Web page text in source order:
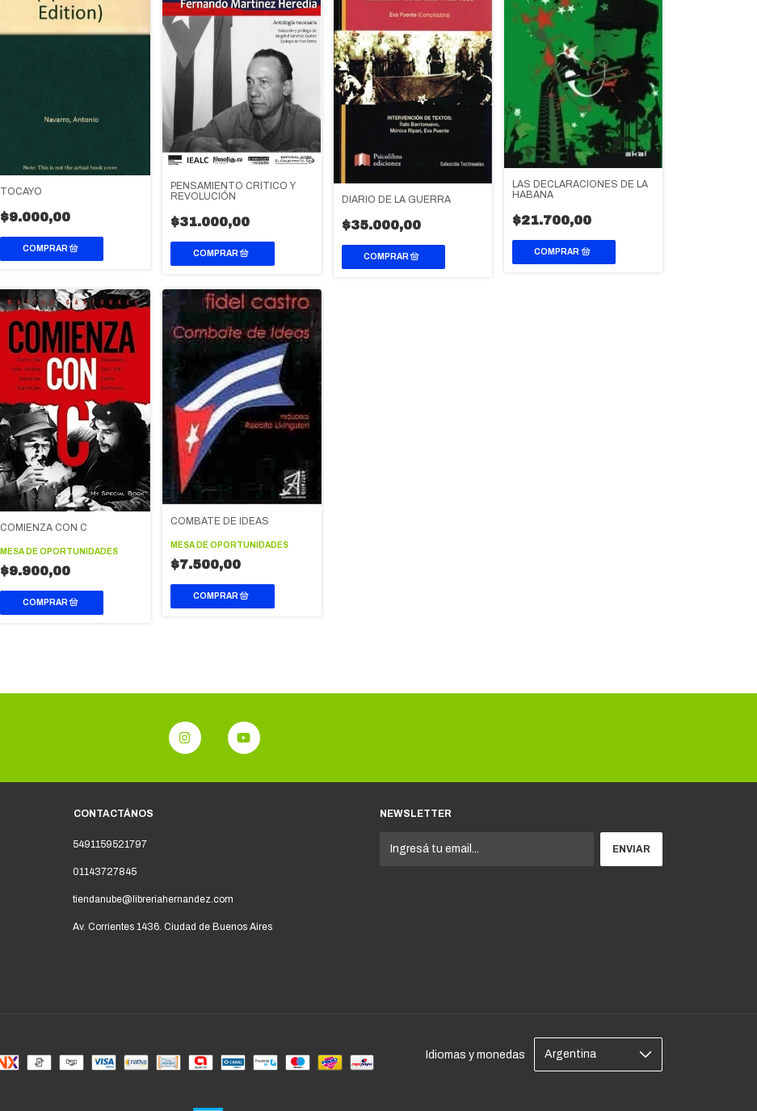
TOCAYO
$9.000,00
PENSAMIENTO CRÍTICO Y
REVOLUCIÓN
$31.000,00
DIARIO DE LA GUERRA
$35.000,00
LAS DECLARACIONES DE LA
HABANA
$21.700,00
COMIENZA CON C
MESA DE OPORTUNIDADES
$9.900,00
COMBATE DE IDEAS
MESA DE OPORTUNIDADES
$7.500,00
CONTACTÁNOS
5491159521797
01143727845
tiendanube@libreriahernandez.com
Av. Corrientes 1436. Ciudad de Buenos Aires
NEWSLETTER
Idiomas y monedas